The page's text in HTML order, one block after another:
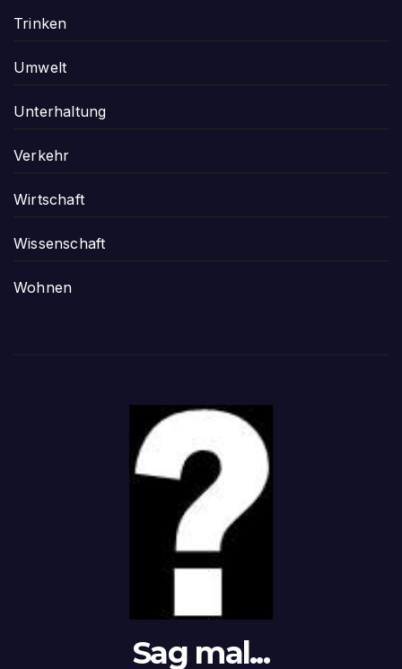
Trinken
Umwelt
Unterhaltung
Verkehr
Wirtschaft
Wissenschaft
Wohnen
Sag mal...